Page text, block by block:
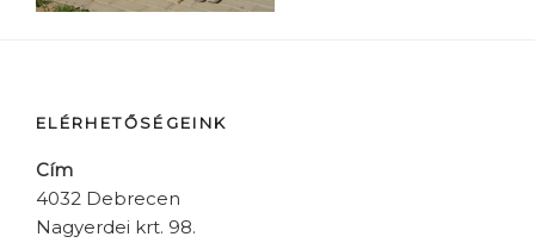
ELÉRHETŐSÉGEINK
Cím
4032 Debrecen
Nagyerdei krt. 98.